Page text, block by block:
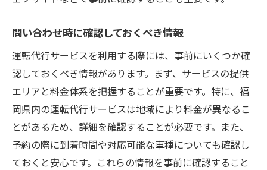
問い合わせ時に確認しておくべき情報
運転代行サービスを利用する際には、事前にいくつか確
認しておくべき情報があります。まず、サービスの提供
エリアと料金体系を把握することが重要です。特に、福
岡県内の運転代行サービスは地域により料金が異なるこ
とがあるため、詳細を確認することが必要です。また、
予約の際に到着時間や対応可能な車種についても確認し
ておくと安心です。これらの情報を事前に確認すること